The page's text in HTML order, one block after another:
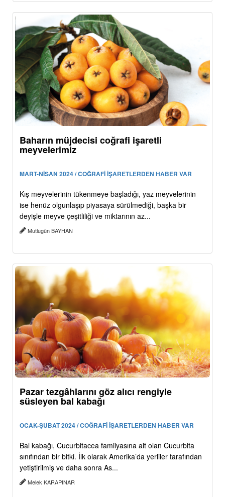
Baharın müjdecisi coğrafi işaretli
meyvelerimiz
MART-NİSAN 2024 / COĞRAFİ İŞARETLERDEN HABER VAR
Kış meyvelerinin tükenmeye başladığı, yaz meyvelerinin
ise henüz olgunlaşıp piyasaya sürülmediği, başka bir
deyişle meyve çeşitliliği ve miktarının az...
Mutlugün BAYHAN
Pazar tezgâhlarını göz alıcı rengiyle
süsleyen bal kabağı
OCAK-ŞUBAT 2024 / COĞRAFİ İŞARETLERDEN HABER VAR
Bal kabağı, Cucurbitacea familyasına ait olan Cucurbita
sınıfından bir bitki. İlk olarak Amerika’da yerliler tarafından
yetiştirilmiş ve daha sonra As...
Melek KARAPINAR